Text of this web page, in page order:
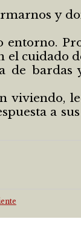
y
entorno.
cuidado
de bardas
viviendo,
a sus